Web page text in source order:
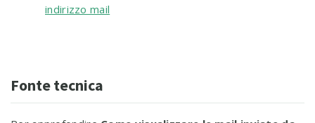
indirizzo mail
Fonte tecnica